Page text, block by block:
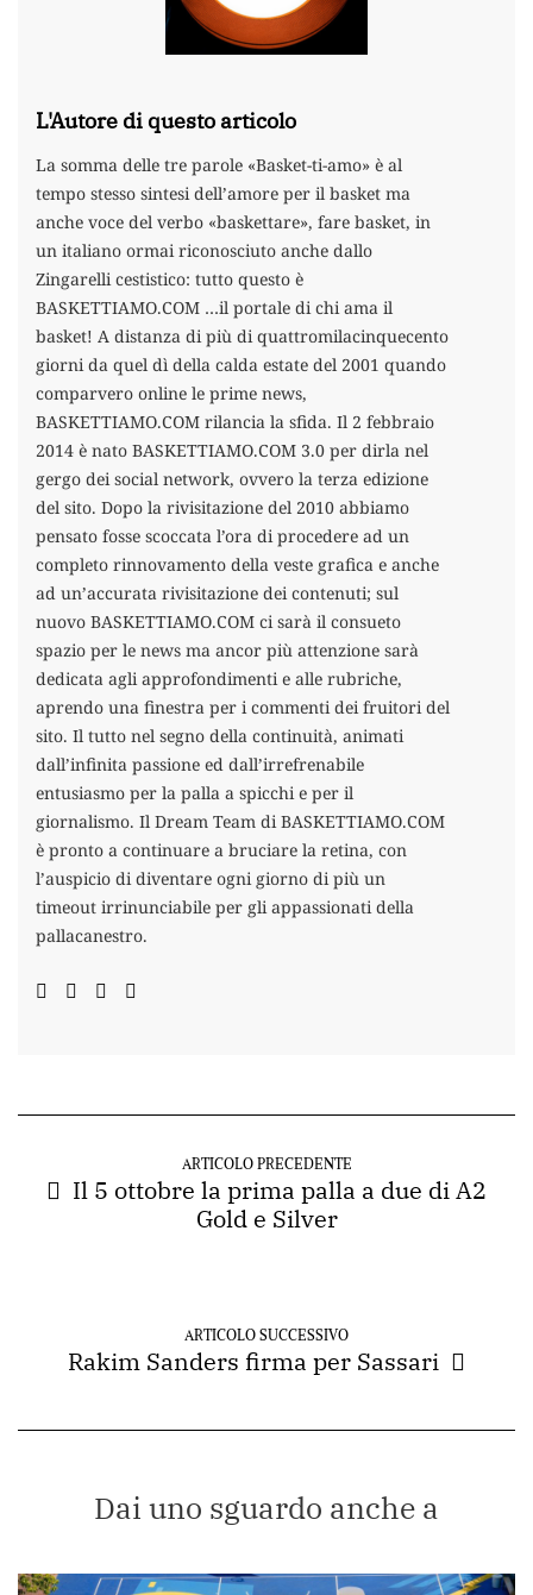
L'Autore di questo articolo
La somma delle tre parole «Basket-ti-amo» è al
tempo stesso sintesi dell’amore per il basket ma
anche voce del verbo «baskettare», fare basket, in
un italiano ormai riconosciuto anche dallo
Zingarelli cestistico: tutto questo è
BASKETTIAMO.COM …il portale di chi ama il
basket! A distanza di più di quattromilacinquecento
giorni da quel dì della calda estate del 2001 quando
comparvero online le prime news,
BASKETTIAMO.COM rilancia la sfida. Il 2 febbraio
2014 è nato BASKETTIAMO.COM 3.0 per dirla nel
gergo dei social network, ovvero la terza edizione
del sito. Dopo la rivisitazione del 2010 abbiamo
pensato fosse scoccata l’ora di procedere ad un
completo rinnovamento della veste grafica e anche
ad un’accurata rivisitazione dei contenuti; sul
nuovo BASKETTIAMO.COM ci sarà il consueto
spazio per le news ma ancor più attenzione sarà
dedicata agli approfondimenti e alle rubriche,
aprendo una finestra per i commenti dei fruitori del
sito. Il tutto nel segno della continuità, animati
dall’infinita passione ed dall’irrefrenabile
entusiasmo per la palla a spicchi e per il
giornalismo. Il Dream Team di BASKETTIAMO.COM
è pronto a continuare a bruciare la retina, con
l’auspicio di diventare ogni giorno di più un
timeout irrinunciabile per gli appassionati della
pallacanestro.
ARTICOLO PRECEDENTE
Il 5 ottobre la prima palla a due di A2
Gold e Silver
ARTICOLO SUCCESSIVO
Rakim Sanders firma per Sassari
Dai uno sguardo anche a